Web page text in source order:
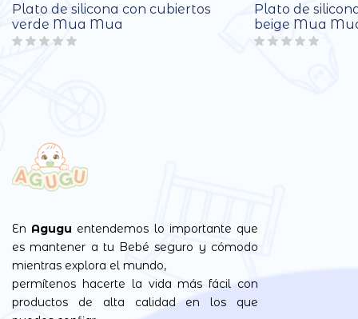
Plato de silicona con cubiertos
verde Mua Mua
Plato de
beige Mua
En Agugu entendemos lo importante que
es mantener a tu Bebé seguro y cómodo
mientras explora el mundo,
permítenos hacerte la vida más fácil con
productos de alta calidad en los que